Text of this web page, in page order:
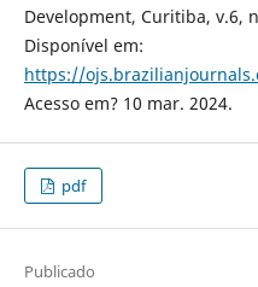
Development, Curitiba, v.6,
Disponível em:
https://
Acesso em? 10 mar. 2024.
pdf
Publicado